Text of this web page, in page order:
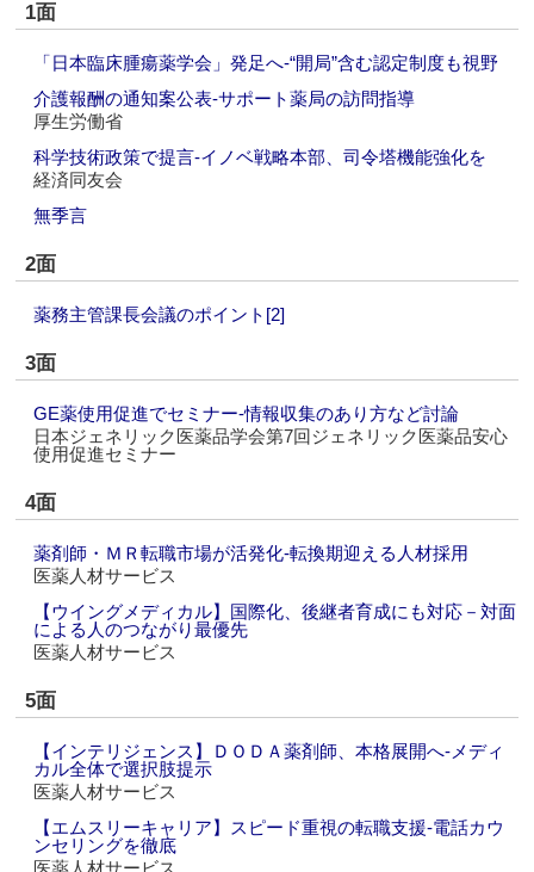
1面
「日本臨床腫瘍薬学会」発足へ‐“開局”含む認定制度も視野
介護報酬の通知案公表‐サポート薬局の訪問指導
厚生労働省
科学技術政策で提言‐イノベ戦略本部、司令塔機能強化を
経済同友会
無季言
2面
薬務主管課長会議のポイント[2]
3面
GE薬使用促進でセミナー‐情報収集のあり方など討論
日本ジェネリック医薬品学会第7回ジェネリック医薬品安心
使用促進セミナー
4面
薬剤師・ＭＲ転職市場が活発化‐転換期迎える人材採用
医薬人材サービス
【ウイングメディカル】国際化、後継者育成にも対応－対面
による人のつながり最優先
医薬人材サービス
5面
【インテリジェンス】ＤＯＤＡ薬剤師、本格展開へ‐メディ
カル全体で選択肢提示
医薬人材サービス
【エムスリーキャリア】スピード重視の転職支援‐電話カウ
ンセリングを徹底